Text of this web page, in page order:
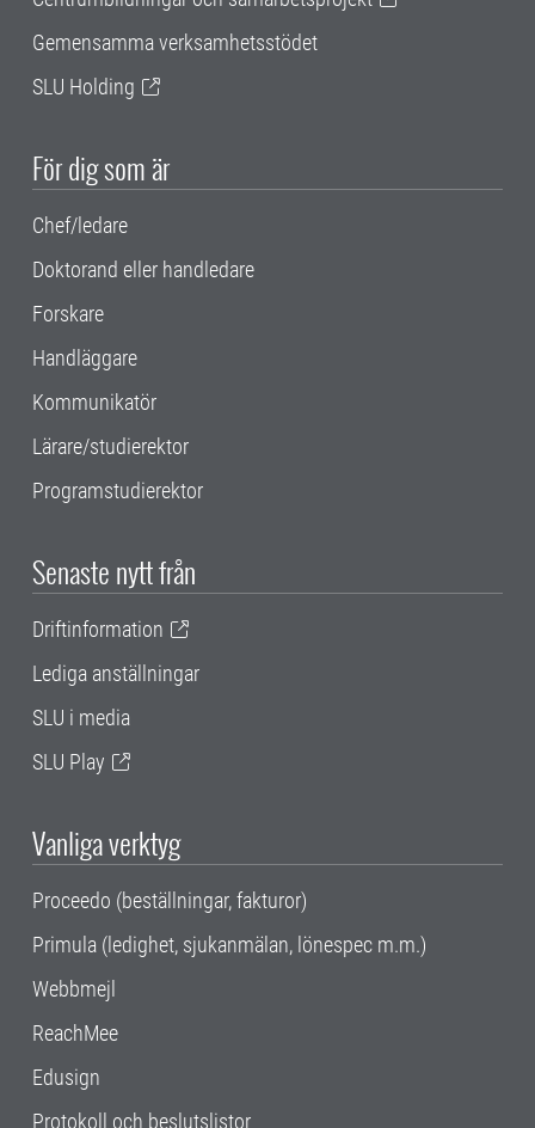
Gemensamma verksamhetsstödet
SLU Holding
För dig som är
Chef/ledare
Doktorand eller handledare
Forskare
Handläggare
Kommunikatör
Lärare/studierektor
Programstudierektor
Senaste nytt från
Driftinformation
Lediga anställningar
SLU i media
SLU Play
Vanliga verktyg
Proceedo (beställningar, fakturor)
Primula (ledighet, sjukanmälan, lönespec m.m.)
Webbmejl
ReachMee
Edusign
Protokoll och beslutslistor